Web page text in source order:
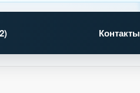
) Контакты